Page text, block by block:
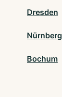
Dresden
Nürnberg
Bochum